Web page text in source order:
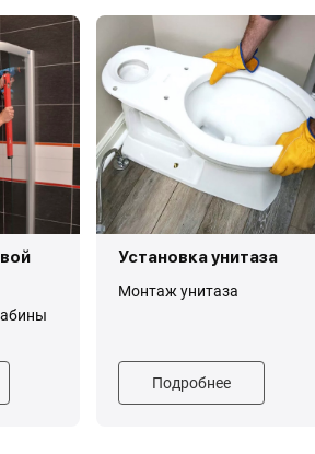
Установка унитаза
Монтаж унитаза
Подробнее